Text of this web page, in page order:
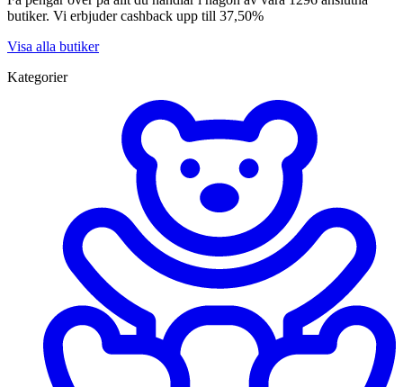
butiker. Vi erbjuder cashback upp till 37,50%
Visa alla butiker
Kategorier